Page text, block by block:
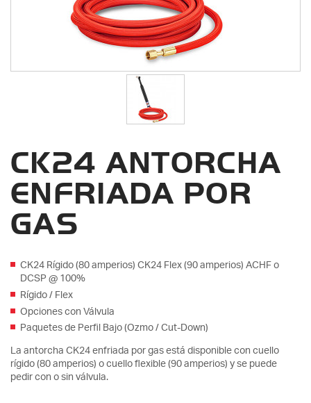
CK24 ANTORCHA
ENFRIADA POR
GAS
CK24 Rígido (80 amperios) CK24 Flex (90 amperios) ACHF o
DCSP @ 100%
Rígido / Flex
Opciones con Válvula
Paquetes de Perfil Bajo (Ozmo / Cut-Down)
La antorcha CK24 enfriada por gas está disponible con cuello
rígido (80 amperios) o cuello flexible (90 amperios) y se puede
pedir con o sin válvula.